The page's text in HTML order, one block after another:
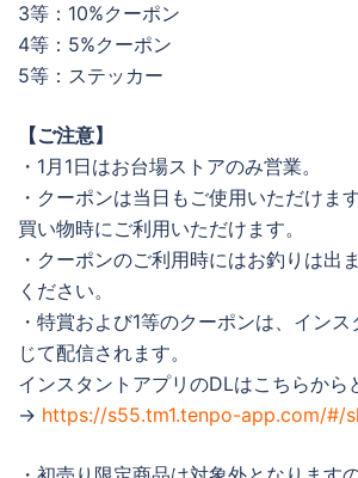
3等：10%クーポン
4等：5%クーポン
5等：ステッカー
【ご注意】
・1月1日はお台場ストアのみ営業。
・クーポンは当日もご使用いただけま
買い物時にご利用いただけます。
・クーポンのご利用時にはお釣りは出
ください。
・特賞および1等のクーポンは、イン
じて配信されます。
インスタントアプリのDLはこちらから
→ https://s55.tm1.tenpo-app.com/#/